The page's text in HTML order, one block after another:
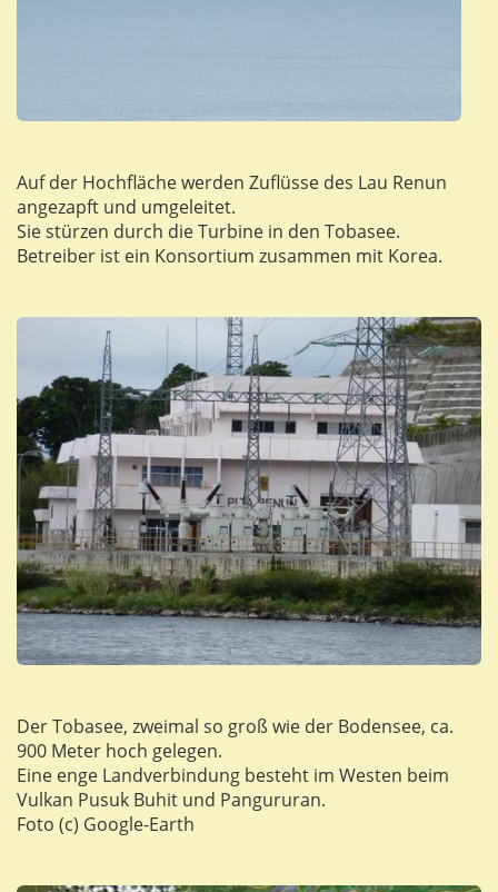
Auf der Hochfläche werden Zuflüsse des Lau Renun
angezapft und umgeleitet.
Sie stürzen durch die Turbine in den Tobasee.
Betreiber ist ein Konsortium zusammen mit Korea.
Der Tobasee, zweimal so groß wie der Bodensee, ca.
900 Meter hoch gelegen.
Eine enge Landverbindung besteht im Westen beim
Vulkan Pusuk Buhit und Pangururan.
Foto (c) Google-Earth